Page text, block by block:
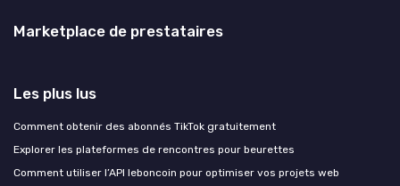
Marketplace de prestataires
Les plus lus
Comment obtenir des abonnés TikTok gratuitement
Explorer les plateformes de rencontres pour beurettes
Comment utiliser l’API leboncoin pour optimiser vos projets web